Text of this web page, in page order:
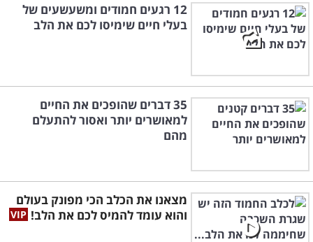
12 רגעים חמודים ומשעשעים של
בעלי חיים שימיסו לכם את הלב
35 דברים שהופכים את החיים
למאושרים יותר ואסור להתעלם
מהם
מצאנו את הכלב הכי מפונק בעולם
והוא עומד להמיס לכם את הלב!